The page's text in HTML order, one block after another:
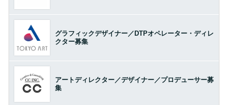
グラフィックデザイナー／DTPオペレーター・ディレ
クター募集
アートディレクター／デザイナー／プロデューサー募
集